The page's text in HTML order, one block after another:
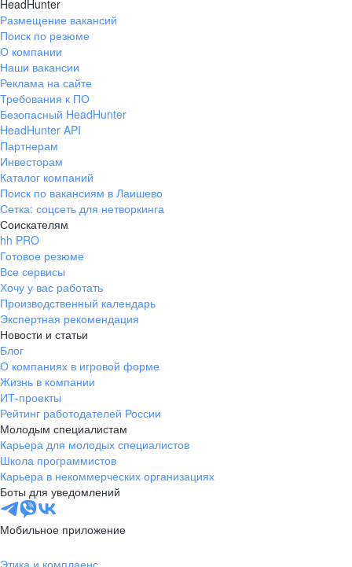
HeadHunter
Размещение вакансий
Поиск по резюме
О компании
Наши вакансии
Реклама на сайте
Требования к ПО
Безопасный HeadHunter
HeadHunter API
Партнерам
Инвесторам
Каталог компаний
Поиск по вакансиям в Лаишево
Сетка: соцсеть для нетворкинга
Соискателям
hh PRO
Готовое резюме
Все сервисы
Хочу у вас работать
Производственный календарь
Экспертная рекомендация
Новости и статьи
Блог
О компаниях в игровой форме
Жизнь в компании
ИТ-проекты
Рейтинг работодателей России
Молодым специалистам
Карьера для молодых специалистов
Школа программистов
Карьера в некоммерческих организациях
Боты для уведомлений
Мобильное приложение